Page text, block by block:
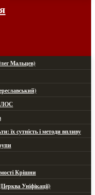
Мальцев)
їх сутність і методи впливу
Крішни
Уніфікації)